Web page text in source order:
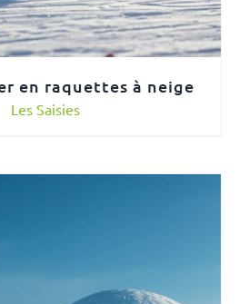
en raquettes à neige
Les Saisies